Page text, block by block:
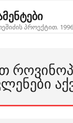
პროექტით.